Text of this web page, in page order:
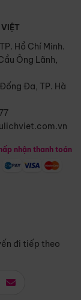
Hồ Chí Minh.
Ông Lãnh,
Đa, TP. Hà
đi tiếp theo
nhận thanh toán